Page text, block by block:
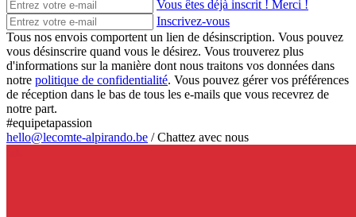
Vous êtes déjà inscrit ! Merci !
Inscrivez-vous
Tous nos envois comportent un lien de désinscription. Vous pouvez
vous désinscrire quand vous le désirez. Vous trouverez plus
d'informations sur la manière dont nous traitons vos données dans
notre politique de confidentialité. Vous pouvez gérer vos préférences
de réception dans le bas de tous les e-mails que vous recevrez de
notre part.
#equipetapassion
hello@lecomte-alpirando.be /Chattez avec nous